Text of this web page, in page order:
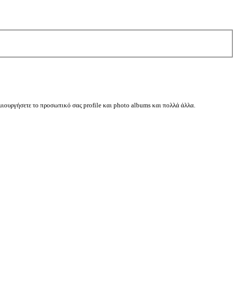
το προσωπικό σας profile και photo albums και πολλά άλλα.